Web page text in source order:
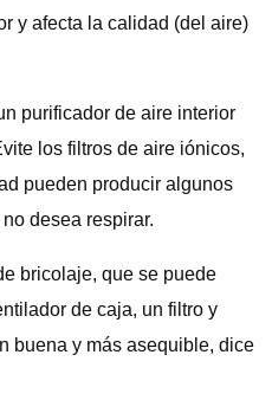
y afecta la calidad (del aire)
purificador de aire interior
los filtros de aire iónicos,
pueden producir algunos
desea respirar.
bricolaje, que se puede
de caja, un filtro y
buena y más asequible, dice